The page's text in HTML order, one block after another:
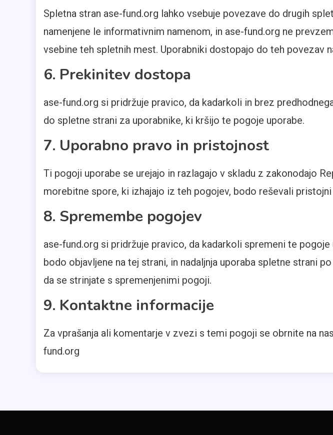
Spletna stran ase-fund.org lahko vsebuje povezave do drugih
namenjene le informativnim namenom, in ase-fund.org ne
vsebine teh spletnih mest. Uporabniki dostopajo do teh povezav
6. Prekinitev dostopa
ase-fund.org si pridržuje pravico, da kadarkoli in brez
do spletne strani za uporabnike, ki kršijo te pogoje uporabe.
7. Uporabno pravo in pristojnost
Ti pogoji uporabe se urejajo in razlagajo v skladu z zakonodajo
morebitne spore, ki izhajajo iz teh pogojev, bodo reševali
8. Spremembe pogojev
ase-fund.org si pridržuje pravico, da kadarkoli spremeni te
bodo objavljene na tej strani, in nadaljnja uporaba spletne strani
da se strinjate s spremenjenimi pogoji.
9. Kontaktne informacije
Za vprašanja ali komentarje v zvezi s temi pogoji se obrnite na
fund.org